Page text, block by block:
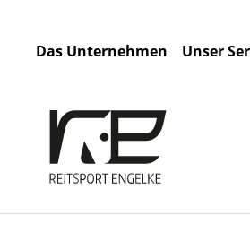
Das Unternehmen
Unser